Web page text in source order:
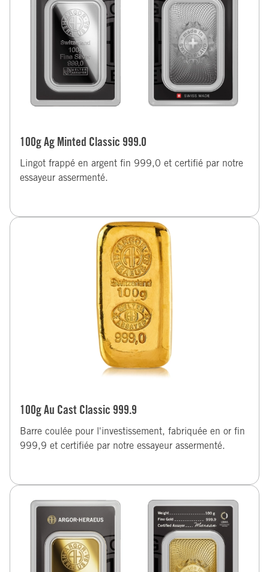
100g Ag Minted Classic 999.0
Lingot frappé en argent fin 999,0 et certifié par notre
essayeur assermenté.
100g Au Cast Classic 999.9
Barre coulée pour l'investissement, fabriquée en or fin
999,9 et certifiée par notre essayeur assermenté.